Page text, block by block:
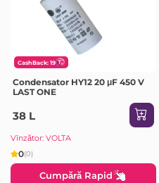
CashBack: 19
Condensator HY12 20 μF 450 V
LAST ONE
38 L
Vînzător: VOLTA
0(0)
Cumpără Rapid